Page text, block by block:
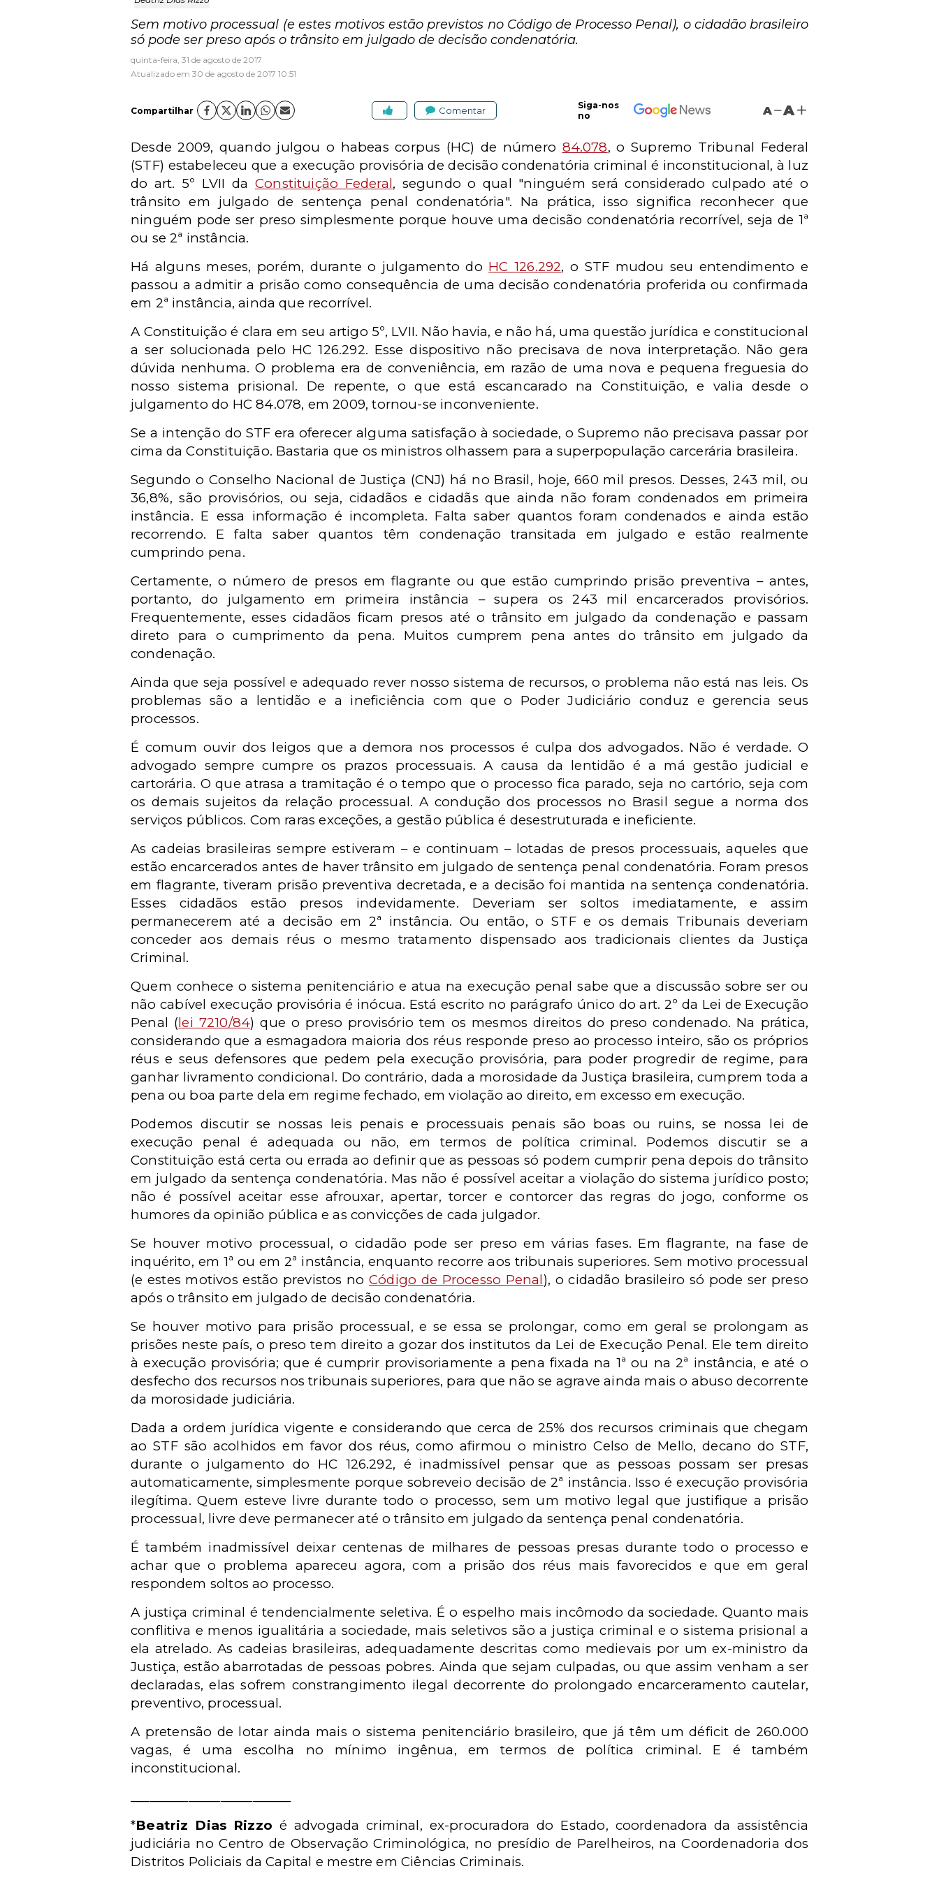
Sem motivo processual (e estes motivos estão previstos no Código de Processo Penal), o cidadão brasileiro
só pode ser preso após o trânsito em julgado de decisão condenatória.
quinta-feira, 31 de agosto de 2017
Atualizado em 30 de agosto de 2017 10:51
Compartilhar Comentar
Siga-nos
no
A A
Desde 2009, quando julgou o habeas corpus (HC) de número 84.078, o Supremo Tribunal Federal
(STF) estabeleceu que a execução provisória de decisão condenatória criminal é inconstitucional, à luz
do art. 5º LVII da Constituição Federal, segundo o qual "ninguém será considerado culpado até o
trânsito em julgado de sentença penal condenatória". Na prática, isso significa reconhecer que
ninguém pode ser preso simplesmente porque houve uma decisão condenatória recorrível, seja de 1ª
ou se 2ª instância.
Há alguns meses, porém, durante o julgamento do HC 126.292, o STF mudou seu entendimento e
passou a admitir a prisão como consequência de uma decisão condenatória proferida ou confirmada
em 2ª instância, ainda que recorrível.
A Constituição é clara em seu artigo 5º, LVII. Não havia, e não há, uma questão jurídica e constitucional
a ser solucionada pelo HC 126.292. Esse dispositivo não precisava de nova interpretação. Não gera
dúvida nenhuma. O problema era de conveniência, em razão de uma nova e pequena freguesia do
nosso sistema prisional. De repente, o que está escancarado na Constituição, e valia desde o
julgamento do HC 84.078, em 2009, tornou-se inconveniente.
Se a intenção do STF era oferecer alguma satisfação à sociedade, o Supremo não precisava passar por
cima da Constituição. Bastaria que os ministros olhassem para a superpopulação carcerária brasileira.
Segundo o Conselho Nacional de Justiça (CNJ) há no Brasil, hoje, 660 mil presos. Desses, 243 mil, ou
36,8%, são provisórios, ou seja, cidadãos e cidadãs que ainda não foram condenados em primeira
instância. E essa informação é incompleta. Falta saber quantos foram condenados e ainda estão
recorrendo. E falta saber quantos têm condenação transitada em julgado e estão realmente
cumprindo pena.
Certamente, o número de presos em flagrante ou que estão cumprindo prisão preventiva – antes,
portanto, do julgamento em primeira instância – supera os 243 mil encarcerados provisórios.
Frequentemente, esses cidadãos ficam presos até o trânsito em julgado da condenação e passam
direto para o cumprimento da pena. Muitos cumprem pena antes do trânsito em julgado da
condenação.
Ainda que seja possível e adequado rever nosso sistema de recursos, o problema não está nas leis. Os
problemas são a lentidão e a ineficiência com que o Poder Judiciário conduz e gerencia seus
processos.
É comum ouvir dos leigos que a demora nos processos é culpa dos advogados. Não é verdade. O
advogado sempre cumpre os prazos processuais. A causa da lentidão é a má gestão judicial e
cartorária. O que atrasa a tramitação é o tempo que o processo fica parado, seja no cartório, seja com
os demais sujeitos da relação processual. A condução dos processos no Brasil segue a norma dos
serviços públicos. Com raras exceções, a gestão pública é desestruturada e ineficiente.
As cadeias brasileiras sempre estiveram – e continuam – lotadas de presos processuais, aqueles que
estão encarcerados antes de haver trânsito em julgado de sentença penal condenatória. Foram presos
em flagrante, tiveram prisão preventiva decretada, e a decisão foi mantida na sentença condenatória.
Esses cidadãos estão presos indevidamente. Deveriam ser soltos imediatamente, e assim
permanecerem até a decisão em 2ª instância. Ou então, o STF e os demais Tribunais deveriam
conceder aos demais réus o mesmo tratamento dispensado aos tradicionais clientes da Justiça
Criminal.
Quem conhece o sistema penitenciário e atua na execução penal sabe que a discussão sobre ser ou
não cabível execução provisória é inócua. Está escrito no parágrafo único do art. 2º da Lei de Execução
Penal (lei 7210/84) que o preso provisório tem os mesmos direitos do preso condenado. Na prática,
considerando que a esmagadora maioria dos réus responde preso ao processo inteiro, são os próprios
réus e seus defensores que pedem pela execução provisória, para poder progredir de regime, para
ganhar livramento condicional. Do contrário, dada a morosidade da Justiça brasileira, cumprem toda a
pena ou boa parte dela em regime fechado, em violação ao direito, em excesso em execução.
Podemos discutir se nossas leis penais e processuais penais são boas ou ruins, se nossa lei de
execução penal é adequada ou não, em termos de política criminal. Podemos discutir se a
Constituição está certa ou errada ao definir que as pessoas só podem cumprir pena depois do trânsito
em julgado da sentença condenatória. Mas não é possível aceitar a violação do sistema jurídico posto;
não é possível aceitar esse afrouxar, apertar, torcer e contorcer das regras do jogo, conforme os
humores da opinião pública e as convicções de cada julgador.
Se houver motivo processual, o cidadão pode ser preso em várias fases. Em flagrante, na fase de
inquérito, em 1ª ou em 2ª instância, enquanto recorre aos tribunais superiores. Sem motivo processual
(e estes motivos estão previstos noCódigo de Processo Penal), o cidadão brasileiro só pode ser preso
após o trânsito em julgado de decisão condenatória.
Se houver motivo para prisão processual, e se essa se prolongar, como em geral se prolongam as
prisões neste país, o preso tem direito a gozar dos institutos da Lei de Execução Penal. Ele tem direito
à execução provisória; que é cumprir provisoriamente a pena fixada na 1ª ou na 2ª instância, e até o
desfecho dos recursos nos tribunais superiores, para que não se agrave ainda mais o abuso decorrente
da morosidade judiciária.
Dada a ordem jurídica vigente e considerando que cerca de 25% dos recursos criminais que chegam
ao STF são acolhidos em favor dos réus, como afirmou o ministro Celso de Mello, decano do STF,
durante o julgamento do HC 126.292, é inadmissível pensar que as pessoas possam ser presas
automaticamente, simplesmente porque sobreveio decisão de 2ª instância. Isso é execução provisória
ilegítima. Quem esteve livre durante todo o processo, sem um motivo legal que justifique a prisão
processual, livre deve permanecer até o trânsito em julgado da sentença penal condenatória.
É também inadmissível deixar centenas de milhares de pessoas presas durante todo o processo e
achar que o problema apareceu agora, com a prisão dos réus mais favorecidos e que em geral
respondem soltos ao processo.
A justiça criminal é tendencialmente seletiva. É o espelho mais incômodo da sociedade. Quanto mais
conflitiva e menos igualitária a sociedade, mais seletivos são a justiça criminal e o sistema prisional a
ela atrelado. As cadeias brasileiras, adequadamente descritas como medievais por um ex-ministro da
Justiça, estão abarrotadas de pessoas pobres. Ainda que sejam culpadas, ou que assim venham a ser
declaradas, elas sofrem constrangimento ilegal decorrente do prolongado encarceramento cautelar,
preventivo, processual.
A pretensão de lotar ainda mais o sistema penitenciário brasileiro, que já têm um déficit de 260.000
vagas, é uma escolha no mínimo ingênua, em termos de política criminal. E é também
inconstitucional.
*Beatriz Dias Rizzo é advogada criminal, ex-procuradora do Estado, coordenadora da assistência
judiciária no Centro de Observação Criminológica, no presídio de Parelheiros, na Coordenadoria dos
Distritos Policiais da Capital e mestre em Ciências Criminais.